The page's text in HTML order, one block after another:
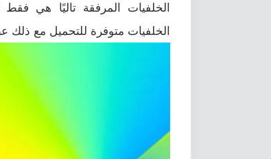
الخلفيات المرفقة تاليًا هي
الخلفيات متوفرة للتحميل مع ذلك